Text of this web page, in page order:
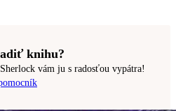
knihu?
vám ju s radosťou vypátra!